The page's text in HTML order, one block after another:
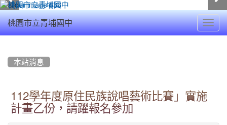
桃園市立青埔國中
本站消息
112學年度原住民族說唱藝術比賽」實施
計畫乙份，請躍報名參加